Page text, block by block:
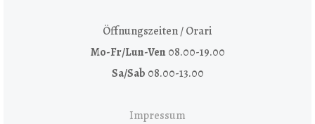
Öffnungszeiten / Orari
Mo-Fr/Lun-Ven 08.00-19.00
Sa/Sab 08.00-13.00
Impressum